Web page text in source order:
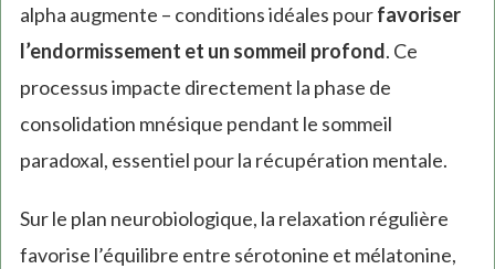
alpha augmente – conditions idéales pourfavoriser
l’endormissement et un sommeil profond. Ce
processus impacte directement la phase de
consolidation mnésique pendant le sommeil
paradoxal, essentiel pour la récupération mentale.
Sur le plan neurobiologique, la relaxation régulière
favorise l’équilibre entre sérotonine et mélatonine,